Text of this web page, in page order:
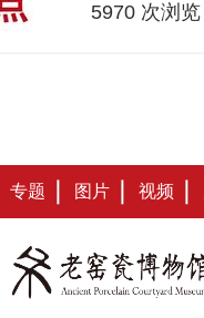
5970 次浏览
专题 图片 视频